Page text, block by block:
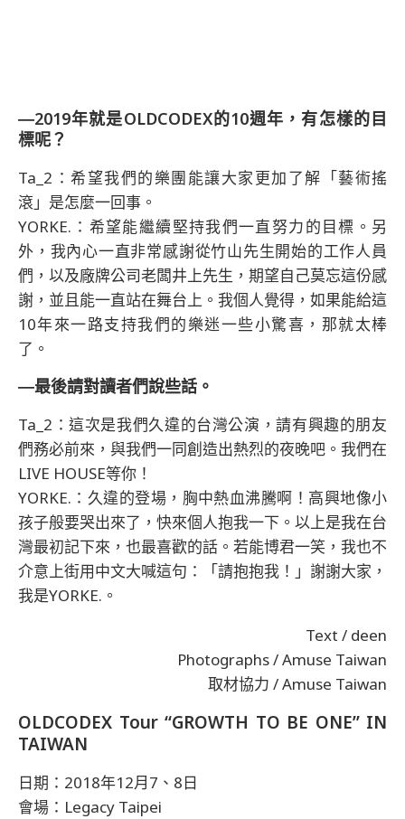
―2019年就是OLDCODEX的10週年，有怎樣的目
標呢？
Ta_2：希望我們的樂團能讓大家更加了解「藝術搖
滾」是怎麼一回事。
YORKE.：希望能繼續堅持我們一直努力的目標。另
外，我內心一直非常感謝從竹山先生開始的工作人員
們，以及廠牌公司老闆井上先生，期望自己莫忘這份感
謝，並且能一直站在舞台上。我個人覺得，如果能給這
10年來一路支持我們的樂迷一些小驚喜，那就太棒
了。
―最後請對讀者們說些話。
Ta_2：這次是我們久違的台灣公演，請有興趣的朋友
們務必前來，與我們一同創造出熱烈的夜晚吧。我們在
LIVE HOUSE等你！
YORKE.：久違的登場，胸中熱血沸騰啊！高興地像小
孩子般要哭出來了，快來個人抱我一下。以上是我在台
灣最初記下來，也最喜歡的話。若能博君一笑，我也不
介意上街用中文大喊這句：「請抱抱我！」謝謝大家，
我是YORKE.。
Text / deen
Photographs / Amuse Taiwan
取材協力 / Amuse Taiwan
OLDCODEX Tour “GROWTH TO BE ONE” IN
TAIWAN
日期：2018年12月7、8日
會場：Legacy Taipei